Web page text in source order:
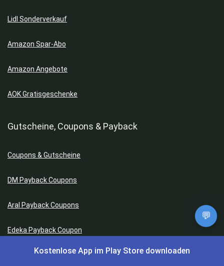
Lidl Sonderverkauf
Amazon Spar-Abo
Amazon Angebote
AOK Gratisgeschenke
Gutscheine, Coupons & Payback
Coupons & Gutscheine
DM Payback Coupons
Aral Payback Coupons
Edeka Payback Coupon
Burger King Gutscheine
💬
Kostenlose App im Play Store downloaden